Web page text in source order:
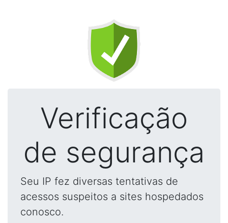
Verificação
de segurança
Seu IP fez diversas tentativas de
acessos suspeitos a sites hospedados
conosco.